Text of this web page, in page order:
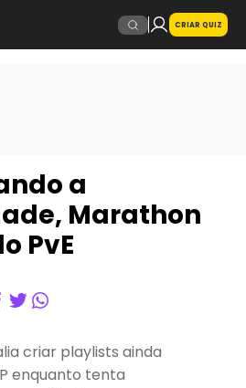
CRIAR QUIZ
a
Marathon
PvE
criar playlists ainda
enquanto tenta